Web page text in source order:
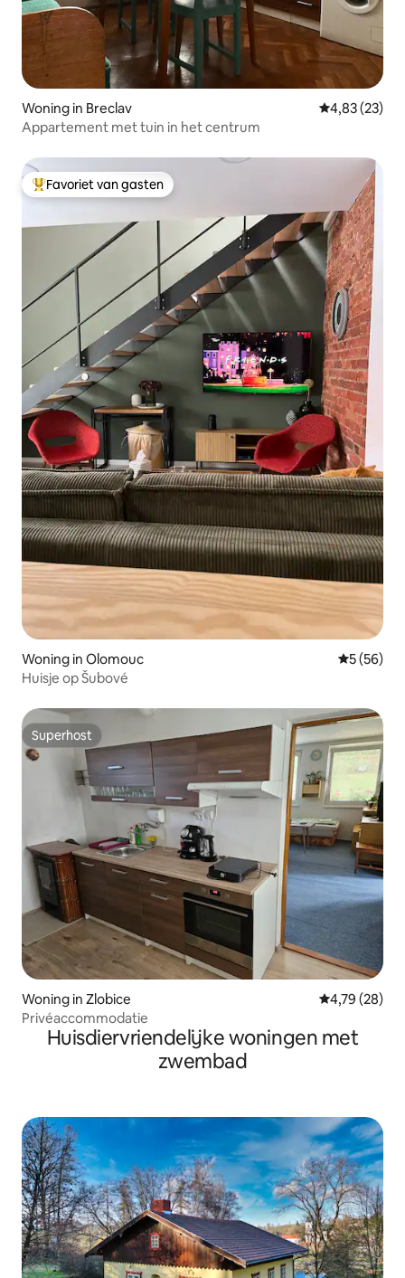
Woning in Breclav Gemiddelde
4,83 (23)
Appartement met tuin in het centrum
Topfavoriet van gasten
Favoriet van gasten
Woning in Olomouc
5 (56)
Huisje op Šubové
Superhost
Superhost
Woning in Zlobice Gemiddelde
4,79 (28)
Privéaccommodatie
Huisdiervriendelijke woningen met
zwembad